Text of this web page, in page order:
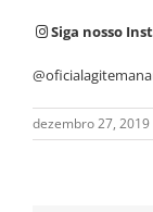
Siga nosso
dezembro 27, 2019